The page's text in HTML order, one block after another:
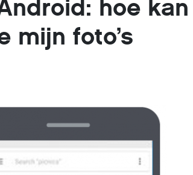
hoe kan
mijn foto’s